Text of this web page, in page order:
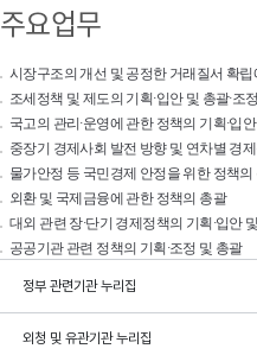
주요업무
시장구조의 개선 및 공정한 거래질서 확립
조세정책 및 제도의 기획·입안 및 총괄·조정
국고의 관리·운영에 관한 정책의 기획·입
중장기 경제사회 발전 방향 및 연차별 경
물가안정 등 국민경제 안정을 위한 정책의
외환 및 국제금융에 관한 정책의 총괄
대외 관련 장·단기 경제정책의 기획·입안
공공기관 관련 정책의 기획·조정 및 총괄
정부 관련기관 누리집
외청 및 유관기관 누리집